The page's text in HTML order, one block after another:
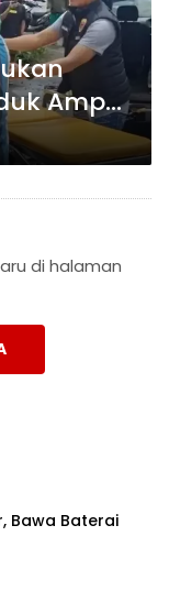
Ampel
di halaman
Bawa Baterai